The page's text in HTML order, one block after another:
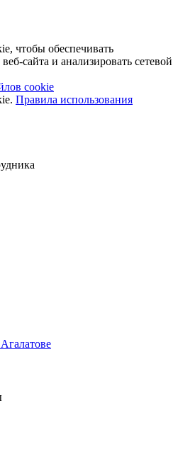
чтобы обеспечивать
сайта и анализировать сетевой
cookie
Правила использования